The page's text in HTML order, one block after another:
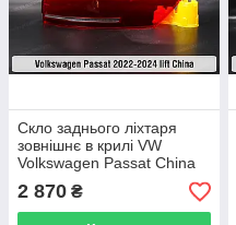
Скло заднього ліхтаря
зовнішнє в крилі VW
Volkswagen Passat China
(2022-2024) рест праве
2 870 ₴